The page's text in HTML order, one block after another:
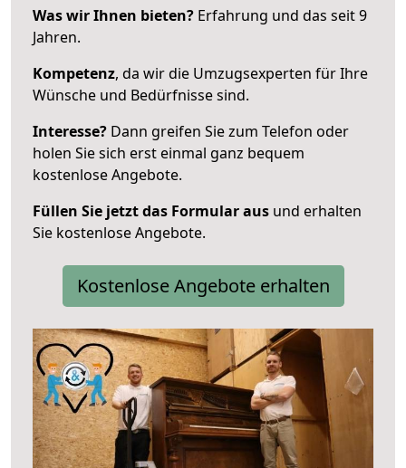
Was wir Ihnen bieten? Erfahrung und das seit 9
Jahren.
Kompetenz, da wir die Umzugsexperten für Ihre
Wünsche und Bedürfnisse sind.
Interesse? Dann greifen Sie zum Telefon oder
holen Sie sich erst einmal ganz bequem
kostenlose Angebote.
Füllen Sie jetzt das Formular aus und erhalten
Sie kostenlose Angebote.
Kostenlose Angebote erhalten